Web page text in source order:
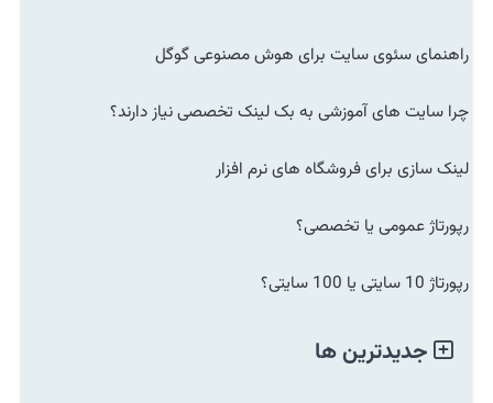
راهنمای سئوی سایت برای هوش مصنوعی گوگل
چرا سایت های آموزشی به بک لینک تخصصی نیاز دارند؟
لینک سازی برای فروشگاه های نرم افزار
رپورتاژ عمومی یا تخصصی؟
رپورتاژ 10 سایتی یا 100 سایتی؟
جدیدترین ها